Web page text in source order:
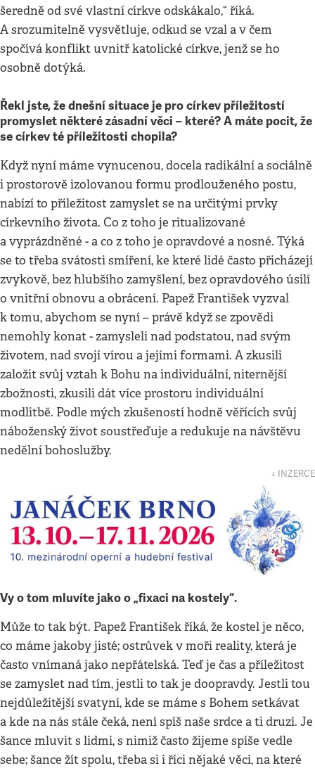
šeredně od své vlastní církve odskákalo,“ říká.
A srozumitelně vysvětluje, odkud se vzal a v čem
spočívá konflikt uvnitř katolické církve, jenž se ho
osobně dotýká.
Řekl jste, že dnešní situace je pro církev příležitostí
promyslet některé zásadní věci – které? A máte pocit, že
se církev té příležitosti chopila?
Když nyní máme vynucenou, docela radikální a sociálně
i prostorově izolovanou formu prodlouženého postu,
nabízí to příležitost zamyslet se na určitými prvky
církevního života. Co z toho je ritualizované
a vyprázdněné - a co z toho je opravdové a nosné. Týká
se to třeba svátosti smíření, ke které lidé často přicházejí
zvykově, bez hlubšího zamyšlení, bez opravdového úsilí
o vnitřní obnovu a obrácení. Papež František vyzval
k tomu, abychom se nyní – právě když se zpovědi
nemohly konat - zamysleli nad podstatou, nad svým
životem, nad svojí vírou a jejími formami. A zkusili
založit svůj vztah k Bohu na individuální, niternější
zbožnosti, zkusili dát více prostoru individuální
modlitbě. Podle mých zkušeností hodně věřících svůj
náboženský život soustřeďuje a redukuje na návštěvu
nedělní bohoslužby.
↓ INZERCE
Vy o tom mluvíte jako o „fixaci na kostely“.
Může to tak být. Papež František říká, že kostel je něco,
co máme jakoby jisté; ostrůvek v moři reality, která je
často vnímaná jako nepřátelská. Teď je čas a příležitost
se zamyslet nad tím, jestli to tak je doopravdy. Jestli tou
nejdůležitější svatyní, kde se máme s Bohem setkávat
a kde na nás stále čeká, není spíš naše srdce a ti druzí. Je
šance mluvit s lidmi, s nimiž často žijeme spíše vedle
sebe; šance žít spolu, třeba si i říci nějaké věci, na které